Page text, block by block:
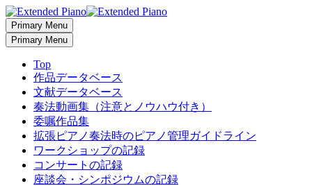
Primary Menu
Primary Menu
Top
作品データベース
文献データベース
奏法動画集（注意とノウハウ付き）
委嘱作品集
拡張ピアノ奏法時のピアノ管理ガイドライン
ワークショップの記録
コンサートの記録
座談会・シンポジウムの記録